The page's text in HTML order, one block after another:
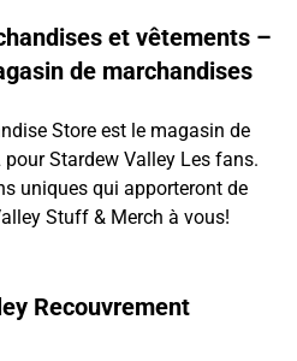
et vêtements –
de marchandises
Store est le magasin de
pour Stardew Valley Les fans.
uniques qui apporteront de
Stuff & Merch à vous!
Recouvrement